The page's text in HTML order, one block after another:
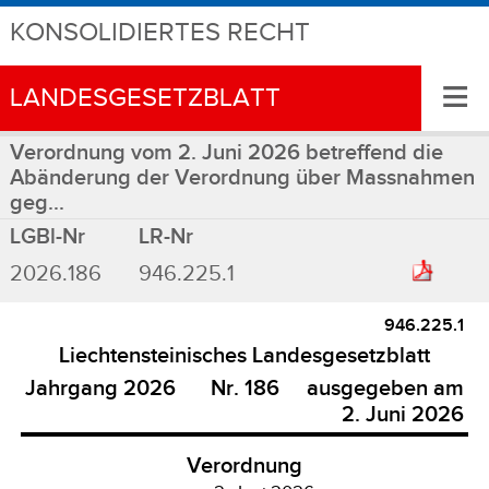
KONSOLIDIERTES RECHT
LANDESGESETZBLATT ≡
Verordnung vom 2. Juni 2026 betreffend die
Abänderung der Verordnung über Massnahmen
geg...
LGBl-Nr
LR-Nr
2026.186
946.225.1